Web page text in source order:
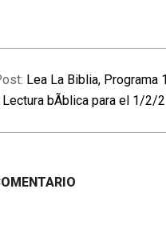
Lea La Biblia, Programa
Lectura bÃ­blica para el 1/2/